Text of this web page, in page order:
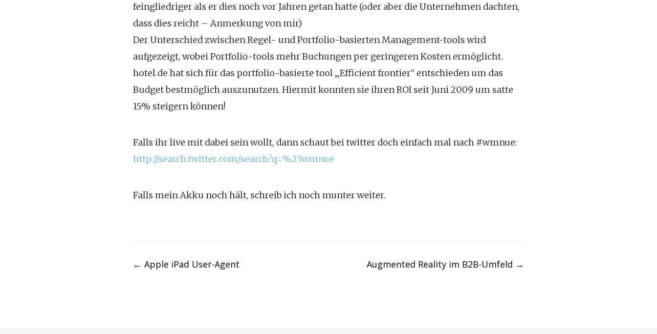
feingliedriger als er dies noch vor Jahren getan hatte (oder aber die Unternehmen dachten,
dass dies reicht – Anmerkung von mir)
Der Unterschied zwischen Regel- und Portfolio-basierten Management-tools wird
aufgezeigt, wobei Portfolio-tools mehr Buchungen per geringeren Kosten ermöglicht.
hotel.de hat sich für das portfolio-basierte tool „Efficient frontier“ entschieden um das
Budget bestmöglich auszunutzen. Hiermit konnten sie ihren ROI seit Juni 2009 um satte
15% steigern können!
Falls ihr live mit dabei sein wollt, dann schaut bei twitter doch einfach mal nach #wmnue:
http://search.twitter.com/search?q=%23wmnue
Falls mein Akku noch hält, schreib ich noch munter weiter.
← Apple iPad User-Agent Augmented Reality im B2B-Umfeld →